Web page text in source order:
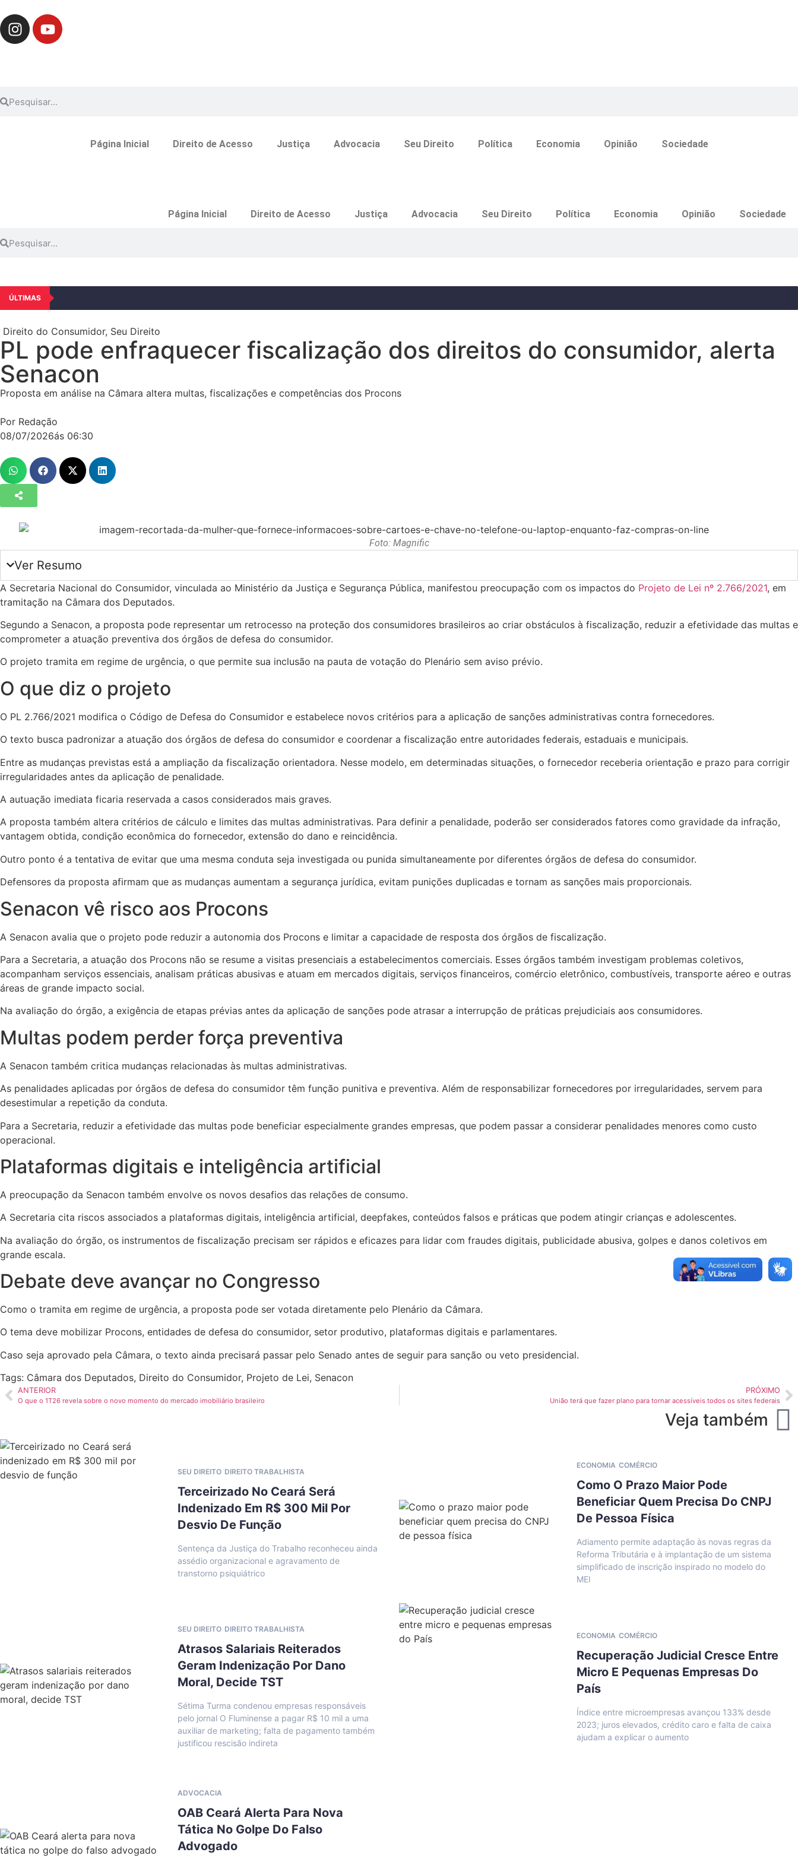
Página Inicial Direito de Acesso Justiça Advocacia Seu Direito Política Economia Opinião Sociedade
Página Inicial Direito de Acesso Justiça Advocacia Seu Direito Política Economia Opinião Sociedade
ÚLTIMAS
Direito do Consumidor, Seu Direito
PL pode enfraquecer fiscalização dos direitos do consumidor, alerta
Senacon
Proposta em análise na Câmara altera multas, fiscalizações e competências dos Procons
Por Redação
08/07/2026ás 06:30
Foto: Magnific
Ver Resumo
A Secretaria Nacional do Consumidor, vinculada ao Ministério da Justiça e Segurança Pública, manifestou preocupação com os impactos do Projeto de Lei nº 2.766/2021, em
tramitação na Câmara dos Deputados.
Segundo a Senacon, a proposta pode representar um retrocesso na proteção dos consumidores brasileiros ao criar obstáculos à fiscalização, reduzir a efetividade das multas e
comprometer a atuação preventiva dos órgãos de defesa do consumidor.
O projeto tramita em regime de urgência, o que permite sua inclusão na pauta de votação do Plenário sem aviso prévio.
O que diz o projeto
O PL 2.766/2021 modifica o Código de Defesa do Consumidor e estabelece novos critérios para a aplicação de sanções administrativas contra fornecedores.
O texto busca padronizar a atuação dos órgãos de defesa do consumidor e coordenar a fiscalização entre autoridades federais, estaduais e municipais.
Entre as mudanças previstas está a ampliação da fiscalização orientadora. Nesse modelo, em determinadas situações, o fornecedor receberia orientação e prazo para corrigir
irregularidades antes da aplicação de penalidade.
A autuação imediata ficaria reservada a casos considerados mais graves.
A proposta também altera critérios de cálculo e limites das multas administrativas. Para definir a penalidade, poderão ser considerados fatores como gravidade da infração,
vantagem obtida, condição econômica do fornecedor, extensão do dano e reincidência.
Outro ponto é a tentativa de evitar que uma mesma conduta seja investigada ou punida simultaneamente por diferentes órgãos de defesa do consumidor.
Defensores da proposta afirmam que as mudanças aumentam a segurança jurídica, evitam punições duplicadas e tornam as sanções mais proporcionais.
Senacon vê risco aos Procons
A Senacon avalia que o projeto pode reduzir a autonomia dos Procons e limitar a capacidade de resposta dos órgãos de fiscalização.
Para a Secretaria, a atuação dos Procons não se resume a visitas presenciais a estabelecimentos comerciais. Esses órgãos também investigam problemas coletivos,
acompanham serviços essenciais, analisam práticas abusivas e atuam em mercados digitais, serviços financeiros, comércio eletrônico, combustíveis, transporte aéreo e outras
áreas de grande impacto social.
Na avaliação do órgão, a exigência de etapas prévias antes da aplicação de sanções pode atrasar a interrupção de práticas prejudiciais aos consumidores.
Multas podem perder força preventiva
A Senacon também critica mudanças relacionadas às multas administrativas.
As penalidades aplicadas por órgãos de defesa do consumidor têm função punitiva e preventiva. Além de responsabilizar fornecedores por irregularidades, servem para
desestimular a repetição da conduta.
Para a Secretaria, reduzir a efetividade das multas pode beneficiar especialmente grandes empresas, que podem passar a considerar penalidades menores como custo
operacional.
Plataformas digitais e inteligência artificial
A preocupação da Senacon também envolve os novos desafios das relações de consumo.
A Secretaria cita riscos associados a plataformas digitais, inteligência artificial, deepfakes, conteúdos falsos e práticas que podem atingir crianças e adolescentes.
Na avaliação do órgão, os instrumentos de fiscalização precisam ser rápidos e eficazes para lidar com fraudes digitais, publicidade abusiva, golpes e danos coletivos em
grande escala.
Debate deve avançar no Congresso
Como o tramita em regime de urgência, a proposta pode ser votada diretamente pelo Plenário da Câmara.
O tema deve mobilizar Procons, entidades de defesa do consumidor, setor produtivo, plataformas digitais e parlamentares.
Caso seja aprovado pela Câmara, o texto ainda precisará passar pelo Senado antes de seguir para sanção ou veto presidencial.
Tags: Câmara dos Deputados, Direito do Consumidor, Projeto de Lei, Senacon
ANTERIOR
O que o 1T26 revela sobre o novo momento do mercado imobiliário brasileiro
PRÓXIMO
União terá que fazer plano para tornar acessíveis todos os sites federais
Veja também
SEU DIREITO DIREITO TRABALHISTA
Terceirizado No Ceará Será
Indenizado Em R$ 300 Mil Por
Desvio De Função
Sentença da Justiça do Trabalho reconheceu ainda
assédio organizacional e agravamento de
transtorno psiquiátrico
ECONOMIA COMÉRCIO
Como O Prazo Maior Pode
Beneficiar Quem Precisa Do CNPJ
De Pessoa Física
Adiamento permite adaptação às novas regras da
Reforma Tributária e à implantação de um sistema
simplificado de inscrição inspirado no modelo do
MEI
SEU DIREITO DIREITO TRABALHISTA
Atrasos Salariais Reiterados
Geram Indenização Por Dano
Moral, Decide TST
Sétima Turma condenou empresas responsáveis
pelo jornal O Fluminense a pagar R$ 10 mil a uma
auxiliar de marketing; falta de pagamento também
justificou rescisão indireta
ECONOMIA COMÉRCIO
Recuperação Judicial Cresce Entre
Micro E Pequenas Empresas Do
País
Índice entre microempresas avançou 133% desde
2023; juros elevados, crédito caro e falta de caixa
ajudam a explicar o aumento
ADVOCACIA
OAB Ceará Alerta Para Nova
Tática No Golpe Do Falso
Advogado